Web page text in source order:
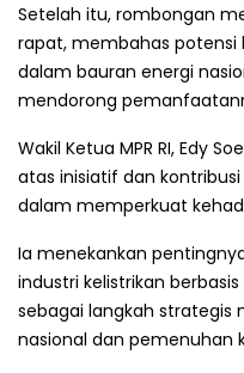
Setelah itu, rombongan
rapat, membahas
dalam bauran energi
mendorong
Wakil Ketua MPR RI, Edy
atas inisiatif dan
dalam memperkuat
Ia menekankan
industri kelistrikan
sebagai langkah strategis
nasional dan pemenuhan